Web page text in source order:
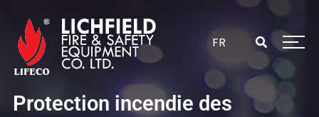
contenu
FR
Protection incendie des